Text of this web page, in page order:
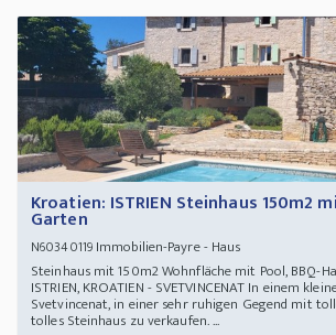
Kroatien: ISTRIEN Steinhaus 150m2
Garten
N60340119Immobilien-Payre - Haus
Steinhaus mit 150m2 Wohnfläche mit Pool, BBQ-
ISTRIEN, KROATIEN - SVETVINCENAT In einem
Svetvincenat, in einer sehr ruhigen Gegend mit
tolles Steinhaus zu verkaufen. ...